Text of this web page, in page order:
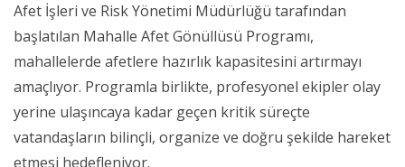
Afet İşleri ve Risk Yönetimi Müdürlüğü tarafından
başlatılan Mahalle Afet Gönüllüsü Programı,
mahallelerde afetlere hazırlık kapasitesini artırmayı
amaçlıyor. Programla birlikte, profesyonel ekipler olay
yerine ulaşıncaya kadar geçen kritik süreçte
vatandaşların bilinçli, organize ve doğru şekilde hareket
etmesi hedefleniyor.